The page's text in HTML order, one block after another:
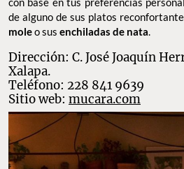
de alguno de sus platos
moleo sus enchiladas de nata.
Dirección: C. José Joaquín
Xalapa.
Teléfono: 228 841 9639
Sitio web: mucara.com